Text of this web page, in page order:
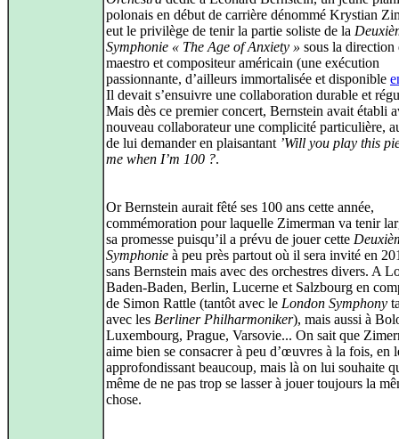
polonais en début de carrière dénommé Krystian
eut le privilège de tenir la partie soliste de la
Symphonie « The Age of Anxiety » sous la direction
maestro et compositeur américain (une exécution
passionnante, d’ailleurs immortalisée et disponible
Il devait s’ensuivre une collaboration durable et
Mais dès ce premier concert, Bernstein avait établi
nouveau collaborateur une complicité particulière,
de lui demander en plaisantant ’Will you play this
me when I’m 100 ?.
Or Bernstein aurait fêté ses 100 ans cette année,
commémoration pour laquelle Zimerman va tenir
sa promesse puisqu’il a prévu de jouer cette
Symphonie à peu près partout où il sera invité en
sans Bernstein mais avec des orchestres divers. A
Baden-Baden, Berlin, Lucerne et Salzbourg en
de Simon Rattle (tantôt avec le London Symphony
avec les Berliner Philharmoniker), mais aussi à
Luxembourg, Prague, Varsovie... On sait que
aime bien se consacrer à peu d’œuvres à la fois, en
approfondissant beaucoup, mais là on lui souhaite
même de ne pas trop se lasser à jouer toujours la
chose.